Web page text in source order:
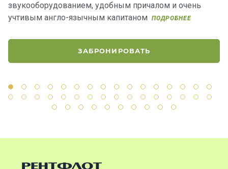
звукооборудованием, удобным причалом и очень
учтивым англо-язычным капитаном
ПОДРОБНЕЕ
ЗАБРОНИРОВАТЬ